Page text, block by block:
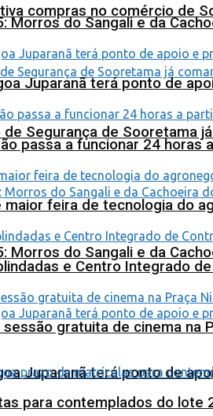
compras no comércio de
Segurança de Sooretama
Morros do Sangali e da
Juparanã terá ponto de
Morros do Sangali e da
Juparanã terá ponto de
passa a funcionar 24
maior feira de tecnologia do
e Centro Integrado
gratuita de cinema na
para contemplados do lote